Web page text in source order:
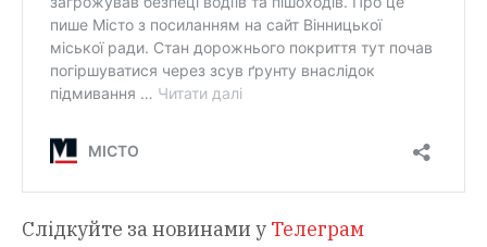
Слідкуйте за новинами у Телеграм